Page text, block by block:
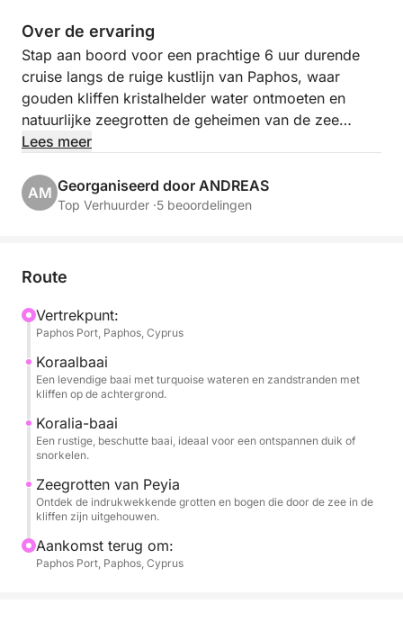
Over de ervaring
Stap aan boord voor een prachtige 6 uur durende
cruise langs de ruige kustlijn van Paphos, waar
gouden kliffen kristalhelder water ontmoeten en
natuurlijke zeegrotten de geheimen van de zee
verbergen. Deze onvergetelijke reis combineert
avontuur, perfect voor wie Cyprus verder wil
ervaren dan alleen het strand.
noordwestwaarts langs de iconische vuurtoren en
Coral Bay, een geliefde zandvlakte met turquoise
wateren en dramatische rotsformaties. Kort daarna
bereikt u Koralia Bay, waar u uw eerste zwemstop
maakt: een ongerepte, beschutte baai, perfect om te
dobberen, te snorkelen of gewoon te badderen in de
Middellandse Zee.
beroemde zeegrotten van Peyia, waar wind en
golven tunnels en bogen in kalkstenen kliffen hebben
tweede duik, waarbij u de kans krijgt om te
snorkelen naast deze fascinerende formaties.
Lees meer
AM Georganiseerd door ANDREAS
Top Verhuurder ·5 beoordelingen
Route
Vertrekpunt:
Paphos Port, Paphos, Cyprus
Koraalbaai
Een levendige baai met turquoise wateren en zandstranden met
kliffen op de achtergrond.
Koralia-baai
Een rustige, beschutte baai, ideaal voor een ontspannen duik of
snorkelen.
Zeegrotten van Peyia
Ontdek de indrukwekkende grotten en bogen die door de zee in de
kliffen zijn uitgehouwen.
Aankomst terug om:
Paphos Port, Paphos, Cyprus